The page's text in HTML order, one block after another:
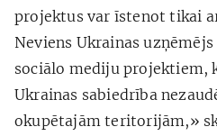
projektus var īstenot tikai
Neviens Ukrainas
sociālo mediju projektiem,
Ukrainas sabiedrība
okupētajām teritorijām,»